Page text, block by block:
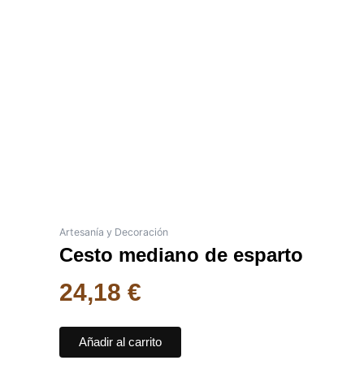
Artesanía y Decoración
Cesto mediano de esparto
24,18 €
Añadir al carrito